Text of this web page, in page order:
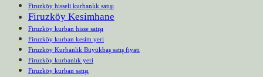
Firuzköy hisseli kurbanlık satışı
Firuzköy Kesimhane
Firuzköy kurban hisse satışı
Firuzköy kurban kesim yeri
Firuzköy Kurbanlık Büyükbaş satış fiyatı
Firuzköy kurbanlık yeri
Firuzköy kurban satışı